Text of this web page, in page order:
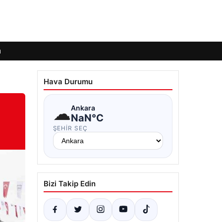
Hava Durumu
☁Ankara
NaN°C
ŞEHIR SEÇ
Bizi Takip Edin